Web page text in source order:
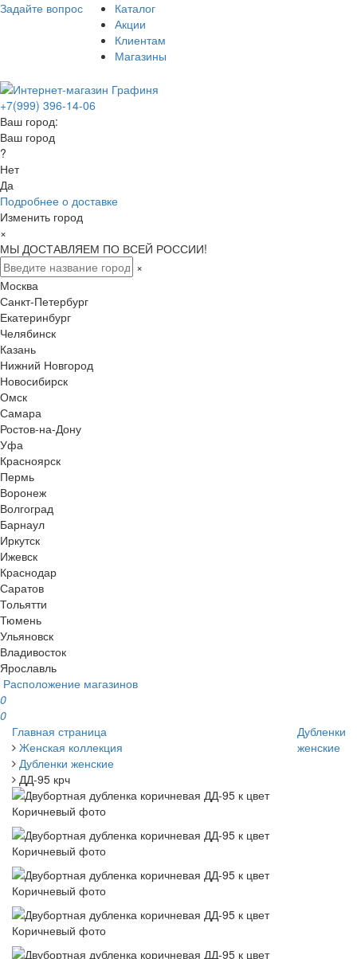
Задайте вопрос
Каталог
Акции
Клиентам
Магазины
+7(999) 396-14-06
Ваш город:
Ваш город
?
Нет
Да
Подробнее о доставке
Изменить город
×
МЫ ДОСТАВЛЯЕМ ПО ВСЕЙ РОССИИ!
×
Москва
Санкт-Петербург
Екатеринбург
Челябинск
Казань
Нижний Новгород
Новосибирск
Омск
Самара
Ростов-на-Дону
Уфа
Красноярск
Пермь
Воронеж
Волгоград
Барнаул
Иркутск
Ижевск
Краснодар
Саратов
Тольятти
Тюмень
Ульяновск
Владивосток
Ярославль
Расположение магазинов
0
0
Главная страница
Женская коллекция
Дубленки женские
ДД-95 крч
Дубленки
женские